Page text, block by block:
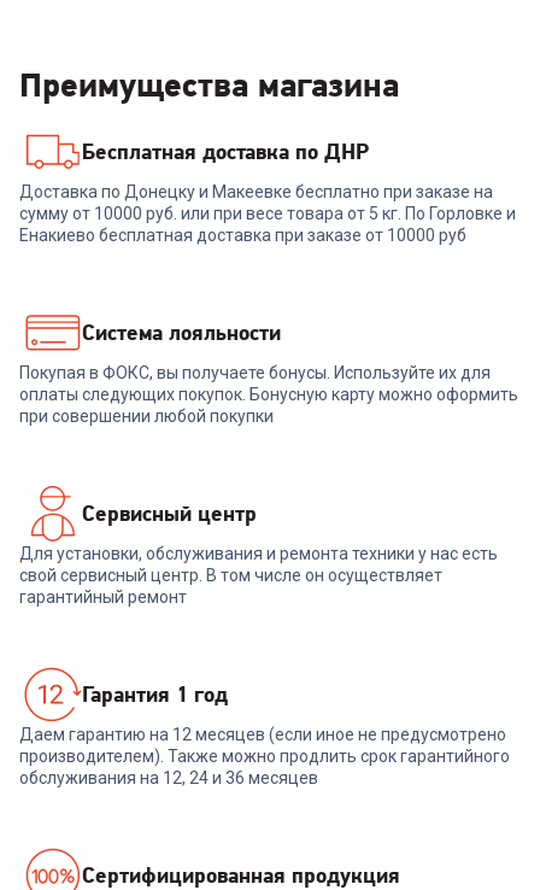
Преимущества магазина
Бесплатная доставка по ДНР
Доставка по Донецку и Макеевке бесплатно при заказе на
сумму от 10000 руб. или при весе товара от 5 кг. По Горловке и
Енакиево бесплатная доставка при заказе от 10000 руб
Система лояльности
Покупая в ФОКС, вы получаете бонусы. Используйте их для
оплаты следующих покупок. Бонусную карту можно оформить
при совершении любой покупки
Сервисный центр
Для установки, обслуживания и ремонта техники у нас есть
свой сервисный центр. В том числе он осуществляет
гарантийный ремонт
Гарантия 1 год
Даем гарантию на 12 месяцев (если иное не предусмотрено
производителем). Также можно продлить срок гарантийного
обслуживания на 12, 24 и 36 месяцев
Cертифицированная продукция